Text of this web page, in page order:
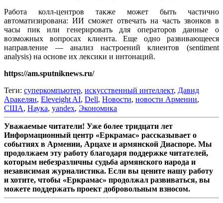
Работа колл-центров также может быть частично
автоматизирована: ИИ сможет отвечать на часть звонков в
часы пик или генерировать для операторов данные о
возможных вопросах клиента. Еще одно развивающееся
направление — анализ настроений клиентов (sentiment
analysis) на основе их лексики и интонаций.
https://am.sputniknews.ru/
Теги: суперкомпьютер, искусственный интеллект, Давид
Аракелян, Eleveight AI, Dell, Новости, новости Армении,
США, Наука, yandex, Экономика
Уважаемые читатели! Уже более тридцати лет
Информационный центр «Еркрамас» рассказывает о
событиях в Армении, Арцахе и армянской Диаспоре. Мы
продолжаем эту работу благодаря поддержке читателей,
которым небезразличны судьба армянского народа и
независимая журналистика. Если вы цените нашу работу
и хотите, чтобы «Еркрамас» продолжал развиваться, вы
можете поддержать проект добровольным взносом.